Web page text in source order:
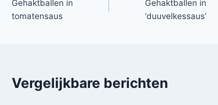
navigatie
Gehaktballen in
tomatensaus
Gehaktballen in
‘duuvelkessaus’
Vergelijkbare berichten